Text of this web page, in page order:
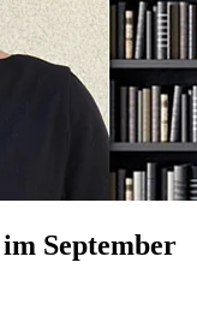
September